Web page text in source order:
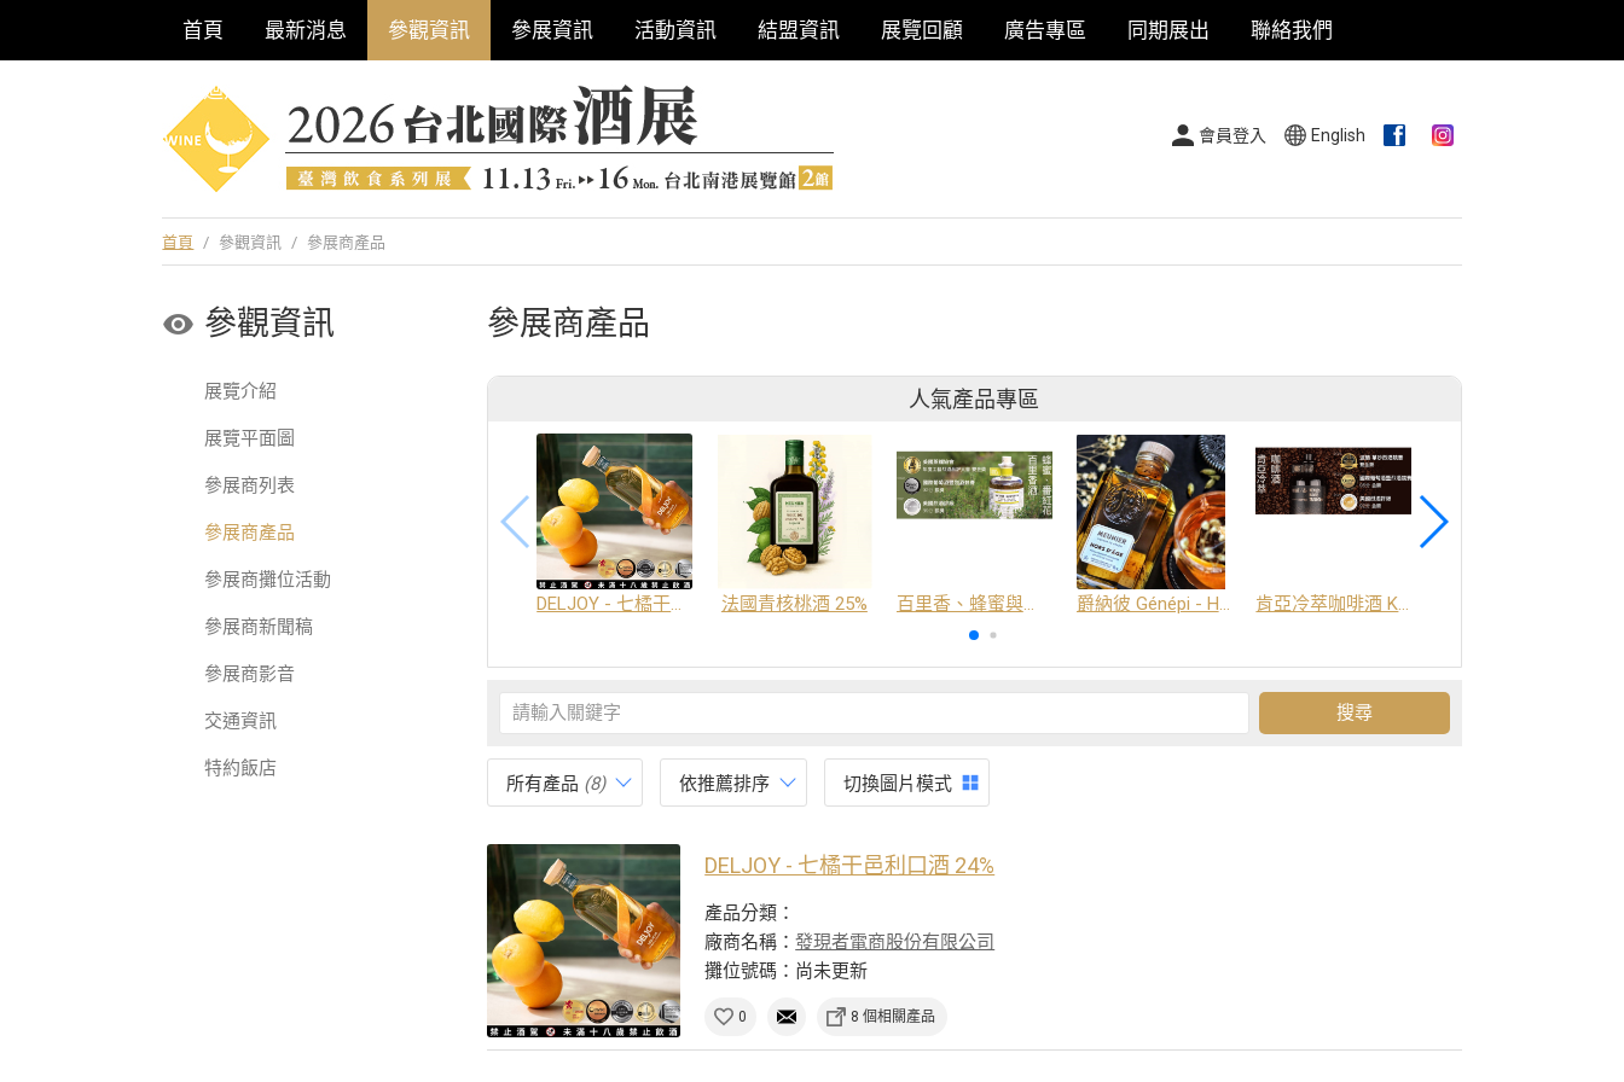
首頁 最新消息 參觀資訊 參展資訊 活動資訊 結盟資訊 展覽回顧 廣告專區 同期展出 聯絡我們
巡迴酒展系列
會員登入 English
首頁 / 參觀資訊 / 參展商產品
參觀資訊
展覽介紹
展覽平面圖
參展商列表
參展商產品
參展商攤位活動
參展商新聞稿
參展商影音
交通資訊
特約飯店
參展商產品
人氣產品專區
DELJOY - 七橘干邑利口酒 24% 法國青核桃酒 25% 百里香、蜂蜜與番紅花酒 爵納彼 Génépi - Hors d'Age (橡木桶陳釀) -阿爾卑斯山草本酒 肯亞冷萃咖啡酒 Kenya Coffee Brew
所有產品 (8) 依推薦排序 切換圖片模式
DELJOY - 七橘干邑利口酒 24%
產品分類：
廠商名稱：發現者電商股份有限公司
攤位號碼：尚未更新
0 8 個相關產品